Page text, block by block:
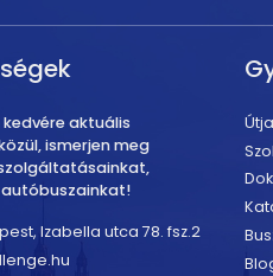
kedvére aktuális
ismerjen meg
Izabella utca 78. fsz.2